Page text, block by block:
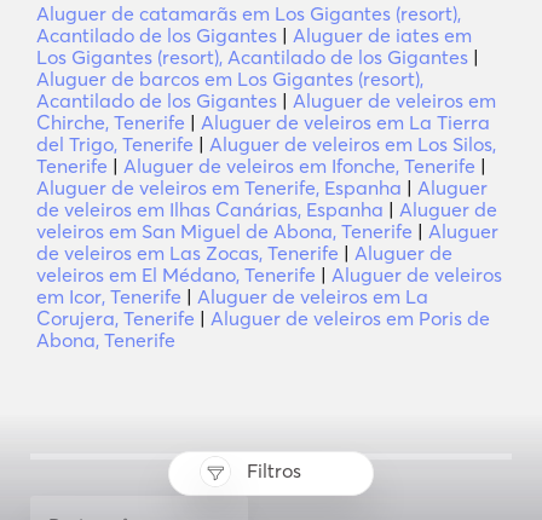
Filtros
Aluguer de catamarãs em Los Gigantes (resort),
Acantilado de los Gigantes | Aluguer de iates em
Los Gigantes (resort), Acantilado de los Gigantes |
Aluguer de barcos em Los Gigantes (resort),
Acantilado de los Gigantes | Aluguer de veleiros em
Chirche, Tenerife | Aluguer de veleiros em La Tierra
del Trigo, Tenerife | Aluguer de veleiros em Los Silos,
Tenerife | Aluguer de veleiros em Ifonche, Tenerife |
Aluguer de veleiros em Tenerife, Espanha | Aluguer
de veleiros em Ilhas Canárias, Espanha | Aluguer de
veleiros em San Miguel de Abona, Tenerife | Aluguer
de veleiros em Las Zocas, Tenerife | Aluguer de
veleiros em El Médano, Tenerife | Aluguer de veleiros
em Icor, Tenerife | Aluguer de veleiros em La
Corujera, Tenerife | Aluguer de veleiros em Poris de
Abona, Tenerife